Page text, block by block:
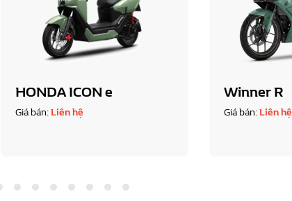
HONDA ICON e
Giá bán:Liên hệ
Winner R
Giá bán:Liên hệ